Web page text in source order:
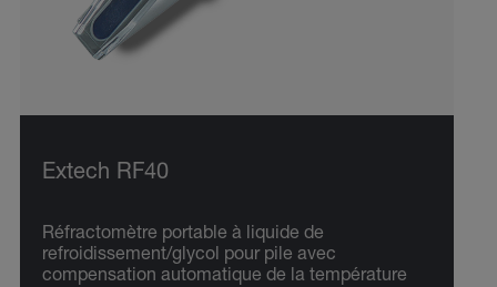
Extech RF40
Réfractomètre portable à liquide de
refroidissement/glycol pour pile avec
compensation automatique de la température